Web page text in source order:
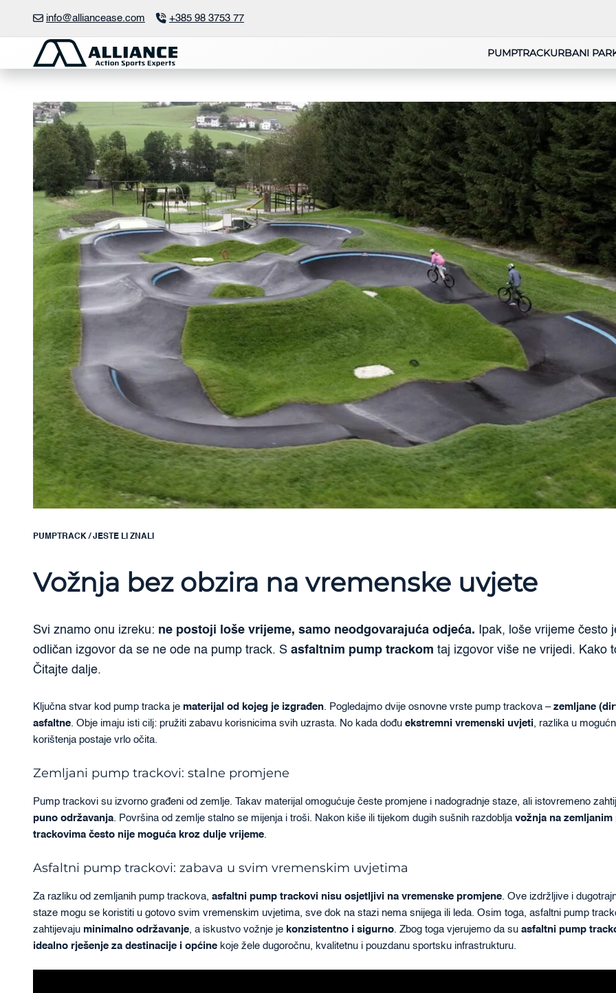
info@alliancease.com +385 98 3753 77
PUMPTRACKURBANI
PUMPTRACK/JESTE LI ZNALI
Vožnja bez obzira na vremenske uvjete
Svi znamo onu izreku: ne postoji loše vrijeme, samo neodgovarajuća odjeća. Ipak, loše vrijeme često
odličan izgovor da se ne ode na pump track. S asfaltnim pump trackom taj izgovor više ne vrijedi. Kako
Čitajte dalje.
Ključna stvar kod pump tracka je materijal od kojeg je izgrađen. Pogledajmo dvije osnovne vrste pump trackova – zemljane
asfaltne. Obje imaju isti cilj: pružiti zabavu korisnicima svih uzrasta. No kada dođu ekstremni vremenski uvjeti, razlika u
korištenja postaje vrlo očita.
Zemljani pump trackovi: stalne promjene
Pump trackovi su izvorno građeni od zemlje. Takav materijal omogućuje česte promjene i nadogradnje staze, ali istovremeno
puno održavanja. Površina od zemlje stalno se mijenja i troši. Nakon kiše ili tijekom dugih sušnih razdoblja vožnja na zemljanim
trackovima često nije moguća kroz dulje vrijeme.
Asfaltni pump trackovi: zabava u svim vremenskim uvjetima
Za razliku od zemljanih pump trackova, asfaltni pump trackovi nisu osjetljivi na vremenske promjene. Ove izdržljive i
staze mogu se koristiti u gotovo svim vremenskim uvjetima, sve dok na stazi nema snijega ili leda. Osim toga, asfaltni pump
zahtijevaju minimalno održavanje, a iskustvo vožnje je konzistentno i sigurno. Zbog toga vjerujemo da su asfaltni pump
idealno rješenje za destinacije i općine koje žele dugoročnu, kvalitetnu i pouzdanu sportsku infrastrukturu.